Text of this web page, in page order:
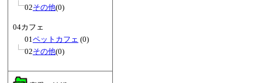
02その他(0)
04カフェ
01 ペットカフェ (0)
02その他(0)